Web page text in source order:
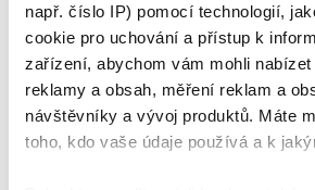
např. číslo IP) pomocí technologií,
cookie pro uchování a přístup k
zařízení, abychom vám mohli nabízet
reklamy a obsah, měření reklam a
návštěvníky a vývoj produktů. Máte
toho, kdo vaše údaje používá a k
PETRA KLEMENTOVÁ
08. 08.